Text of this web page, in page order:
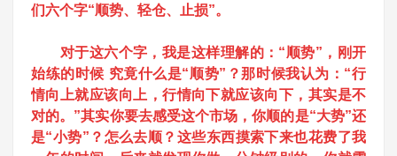
们六个字“顺势、轻仓、止损”。
对于这六个字，我是这样理解的：“顺势”，刚开
始练的时候 究竟什么是“顺势”？那时候我认为：“行
情向上就应该向上，行情向下就应该向下，其实是不
对的。”其实你要去感受这个市场，你顺的是“大势”还
是“小势”？怎么去顺？这些东西摸索下来也花费了我